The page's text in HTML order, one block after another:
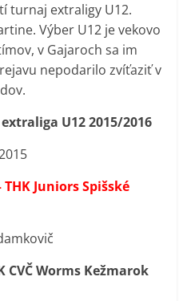
turnaj extraligy U12.
Výber U12 je vekovo
v Gajaroch sa im
nepodarilo zvíťaziť v
U12 2015/2016
Juniors Spišské
CVČ Worms Kežmarok